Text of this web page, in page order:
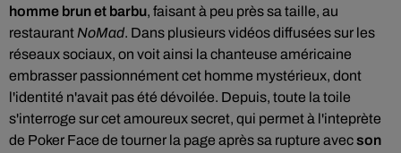
homme brun et barbu, faisant à peu près sa taille, au
restaurant NoMad. Dans plusieurs vidéos diffusées sur les
réseaux sociaux, on voit ainsi la chanteuse américaine
embrasser passionnément cet homme mystérieux, dont
l'identité n'avait pas été dévoilée. Depuis, toute la toile
s'interroge sur cet amoureux secret, qui permet à l'inteprète
de Poker Face de tourner la page après sa rupture avecson